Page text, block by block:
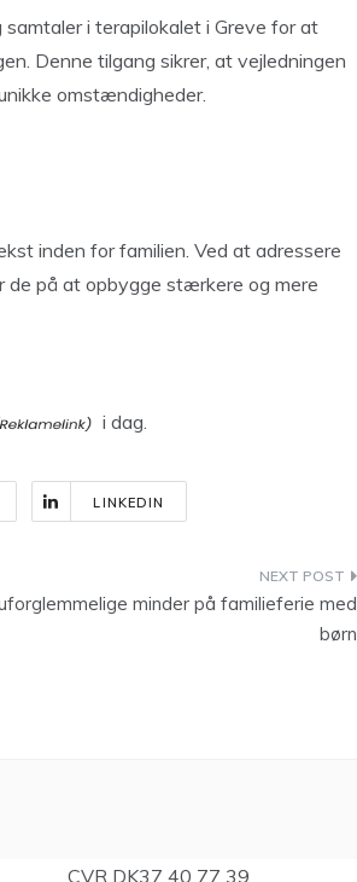
i terapilokalet i Greve for at
Denne tilgang sikrer, at vejledningen
omstændigheder.
inden for familien. Ved at adressere
de på at opbygge stærkere og mere
i dag.
LINKEDIN
minder på familieferie med
børn
CVR DK37 40 77 39